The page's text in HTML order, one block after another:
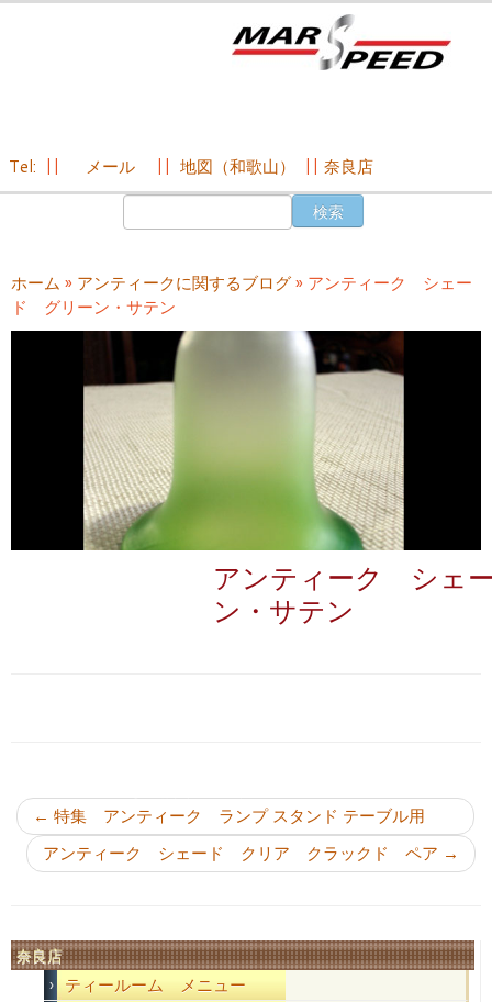
ン
へ
Tel: メール 地図（和歌山） 奈良店
ホーム » アンティークに関するブログ» アンティーク シェー
ド グリーン・サテン
アンティーク シェ
ン・サテン
← 特集 アンティーク ランプ スタンド テーブル用
アンティーク シェード クリア クラックド ペア →
奈良店
ティールーム メニュー